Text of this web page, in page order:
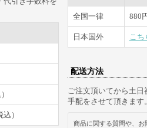
）
全国一律 880
日本国外 こち
配送方法
ご注文頂いてから土
手配をさせて頂きます。
商品に関する質問や、お